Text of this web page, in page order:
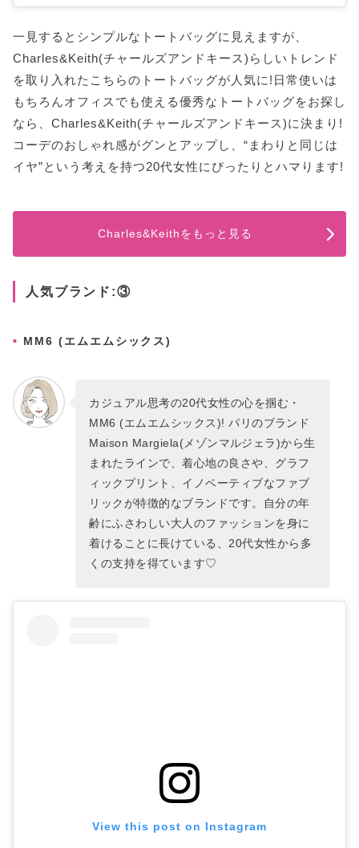
一見するとシンプルなトートバッグに見えますが、
Charles&Keith(チャールズアンドキース)らしいトレンド
を取り入れたこちらのトートバッグが人気に!日常使いは
もちろんオフィスでも使える優秀なトートバッグをお探し
なら、Charles&Keith(チャールズアンドキース)に決まり!
コーデのおしゃれ感がグンとアップし、“まわりと同じは
イヤ”という考えを持つ20代女性にぴったりとハマります!
Charles&Keithをもっと見る
人気ブランド:③
MM6 (エムエムシックス)
カジュアル思考の20代女性の心を掴む・
MM6 (エムエムシックス)! パリのブランド
Maison Margiela(メゾンマルジェラ)から生
まれたラインで、着心地の良さや、グラフ
ィックプリント、イノベーティブなファブ
リックが特徴的なブランドです。自分の年
齢にふさわしい大人のファッションを身に
着けることに長けている、20代女性から多
くの支持を得ています♡
View this post on Instagram